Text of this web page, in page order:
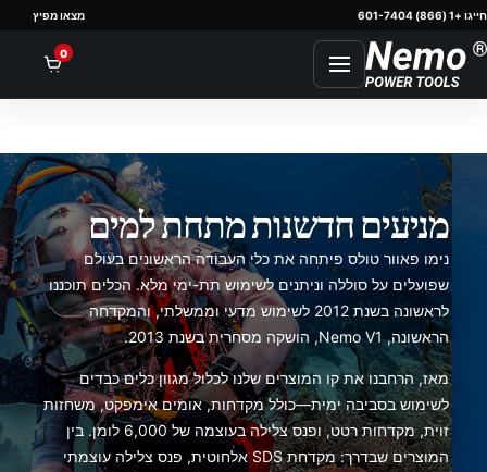
חייגו +1 (866) 601-7404 מצאו מפיץ
0
מניעים חדשנות מתחת למים
נימו פאוור טולס פיתחה את כלי העבודה הראשונים בעולם
שפועלים על סוללה וניתנים לשימוש תת-ימי מלא. הכלים תוכננו
לראשונה בשנת 2012 לשימוש מדעי וממשלתי, והמקדחה
הראשונה, Nemo V1, הושקה מסחרית בשנת 2013.
מאז, הרחבנו את קו המוצרים שלנו לכלול מגוון כלים כבדים
לשימוש בסביבה ימית—כולל מקדחות, אומים אימפקט, משחזות
זוית, מקדחות רטט, ופנס צלילה בעוצמה של 6,000 לומן. בין
המוצרים שבדרך: מקדחת SDS אלחוטית, פנס צלילה עוצמתי